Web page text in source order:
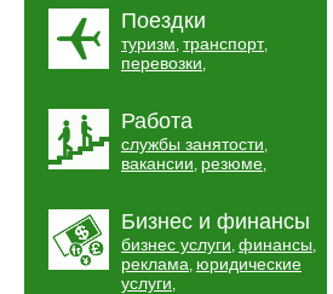
Поездки
туризм, транспорт,
перевозки,
Работа
службы занятости,
вакансии, резюме,
Бизнес и финансы
бизнес услуги, финансы,
реклама, юридические
услуги,